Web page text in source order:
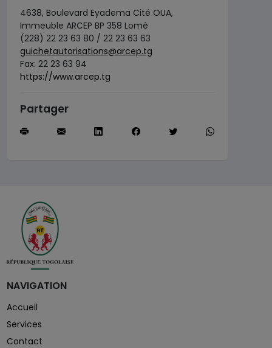
4638, Boulevard Eyadema Cité OUA,
Immeuble ARCEP BP 358 Lomé
(228) 22 23 63 80 / 22 23 63 63
guichetautorisations@arcep.tg
Fax: 22 23 63 94
https://www.arcep.tg
Partager
NAVIGATION
Accueil
Services
Contact